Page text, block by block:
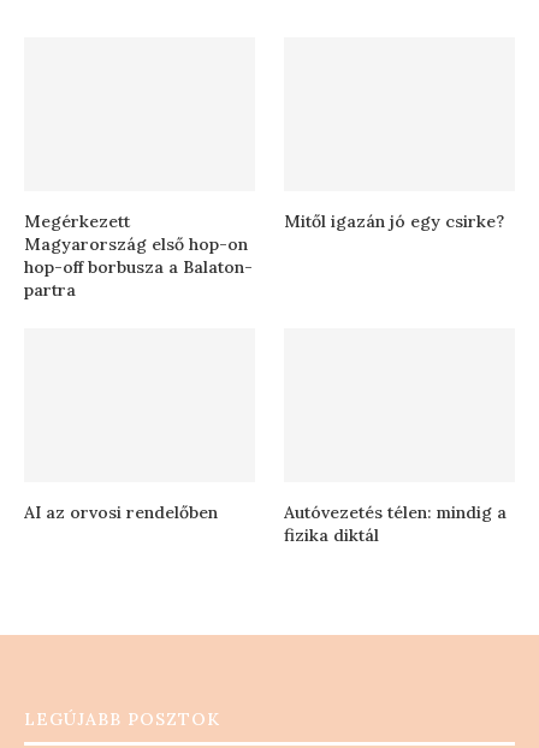
Megérkezett
Magyarország első hop-on
hop-off borbusza a Balaton-
partra
Mitől igazán jó egy csirke?
AI az orvosi rendelőben
Autóvezetés télen: mindig a
fizika diktál
LEGÚJABB POSZTOK